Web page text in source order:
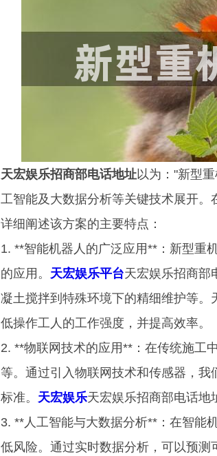
天宏娱乐招商部电话地址以为："新型
工智能及大数据分析等关键技术展开
详细阐述该方案的主要特点：
1. **智能机器人的广泛应用**：新型重
的应用。 天宏娱乐平台天宏娱乐招商部
凝土搅拌到特殊环境下的精细维护等
低操作工人的工作强度，并提高效率。
2. **物联网技术的应用**：在传统施工
等。通过引入物联网技术和传感器，
标准。 天宏娱乐天宏娱乐招商部电话地
3. **人工智能与大数据分析**：在智能
低风险。通过实时数据分析，可以预测